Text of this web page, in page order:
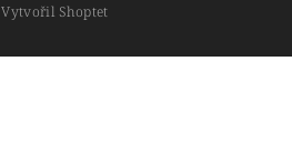
Vytvořil Shoptet